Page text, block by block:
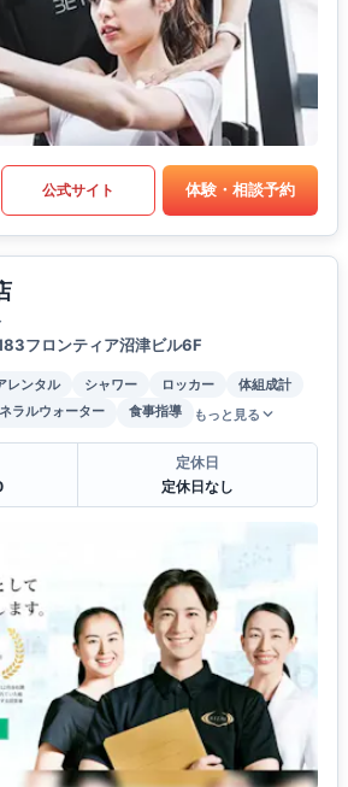
公式サイト 体験・相談予約
フロンティア沼津ビル6F
レンタル シャワー ロッカー
体組成計
ラルウォーター 食事指導 もっと見る
定休日
定休日なし